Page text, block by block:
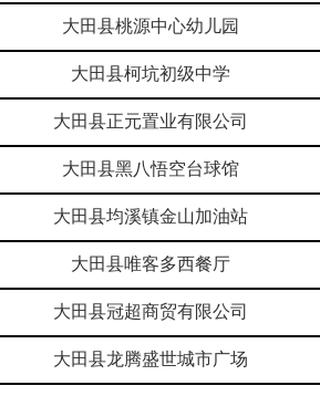
大田县桃源中心幼儿园
大田县柯坑初级中学
大田县正元置业有限公司
大田县黑八悟空台球馆
大田县均溪镇金山加油站
大田县唯客多西餐厅
大田县冠超商贸有限公司
大田县龙腾盛世城市广场